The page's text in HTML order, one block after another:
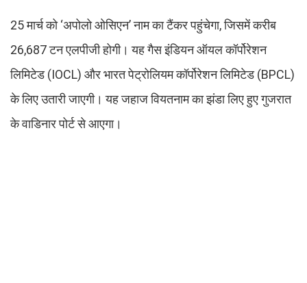
25 मार्च को ‘अपोलो ओसिएन’ नाम का टैंकर पहुंचेगा, जिसमें करीब
26,687 टन एलपीजी होगी। यह गैस इंडियन ऑयल कॉर्पोरेशन
लिमिटेड (IOCL) और भारत पेट्रोलियम कॉर्पोरेशन लिमिटेड (BPCL)
के लिए उतारी जाएगी। यह जहाज वियतनाम का झंडा लिए हुए गुजरात
के वाडिनार पोर्ट से आएगा।